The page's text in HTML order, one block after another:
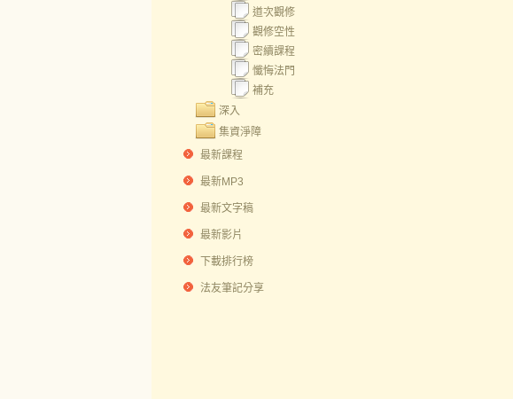
道次觀修
觀修空性
密續課程
懺悔法門
補充
深入
集資淨障
最新課程
最新MP3
最新文字稿
最新影片
下載排行榜
法友筆記分享